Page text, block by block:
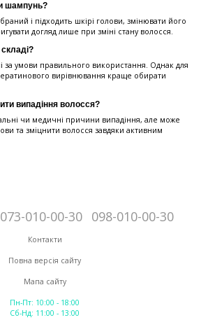
шампунь?
і підходить шкірі голови, змінювати його
догляд лише при зміні стану волосся.
за умови правильного використання. Однак для
вирівнювання краще обирати
випадіння волосся?
чи медичні причини випадіння, але може
та зміцнити волосся завдяки активним
073-010-00-30 098-010-00-30
Контакти
Повна версія сайту
Мапа сайту
Пн-Пт: 10:00 - 18:00
Сб-Нд: 11:00 - 13:00